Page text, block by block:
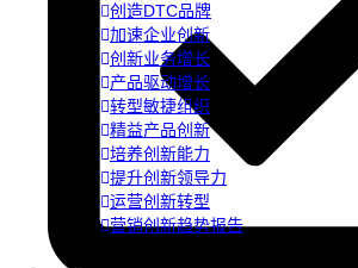
创造DTC品牌
加速企业创新
创新业务增长
产品驱动增长
转型敏捷组织
精益产品创新
培养创新能力
提升创新领导力
运营创新转型
营销创新趋势报告